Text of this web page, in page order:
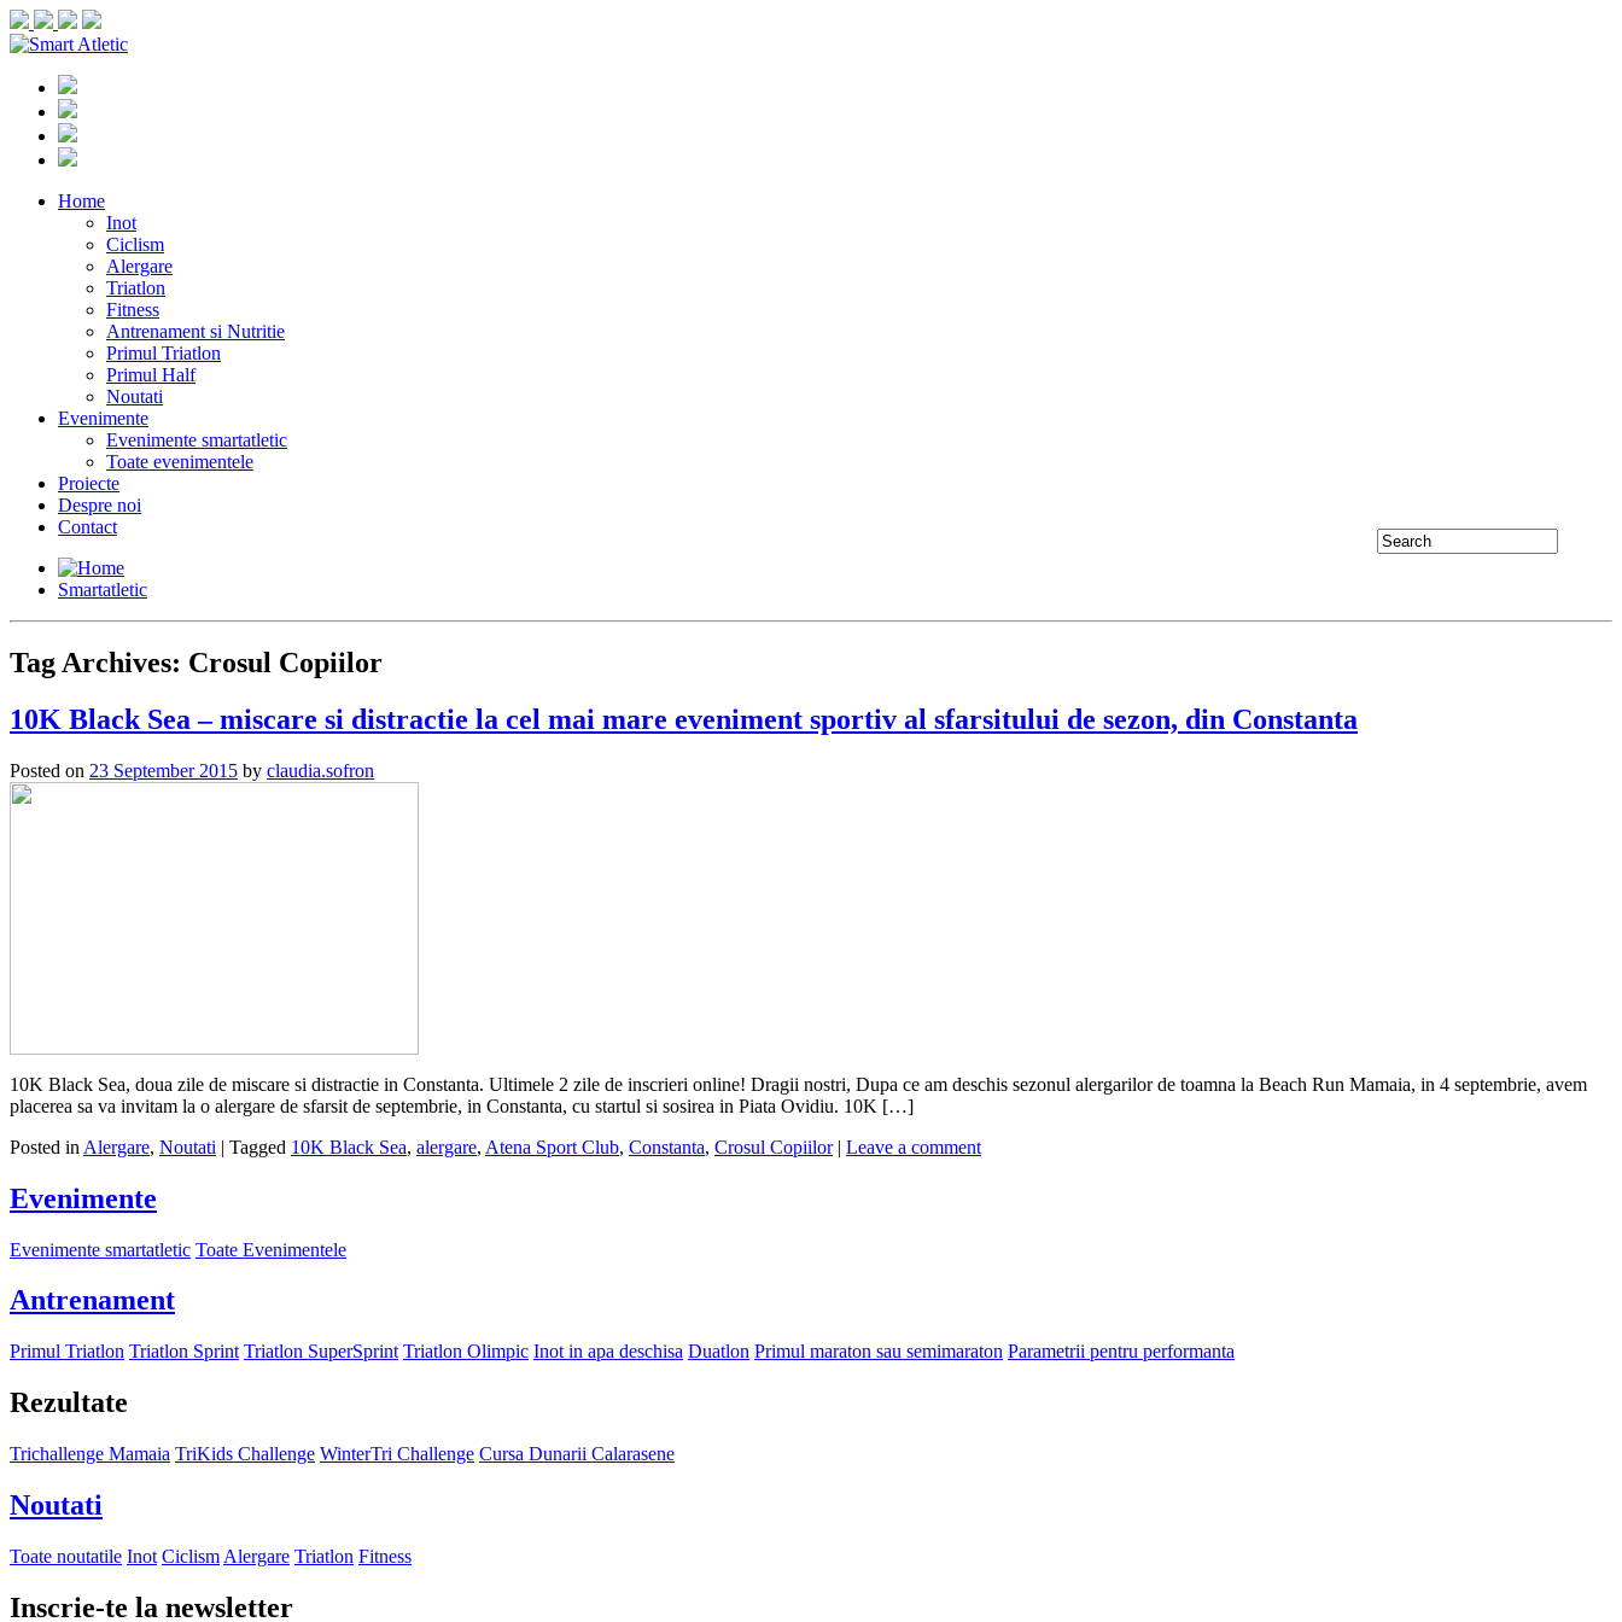
Home
Inot
Ciclism
Alergare
Triatlon
Fitness
Antrenament si Nutritie
Primul Triatlon
Primul Half
Noutati
Evenimente
Evenimente smartatletic
Toate evenimentele
Proiecte
Despre noi
Contact
Smartatletic
Tag Archives: Crosul Copiilor
10K Black Sea – miscare si distractie la cel mai mare eveniment sportiv al sfarsitului de sezon, din Constanta
Posted on 23 September 2015 by claudia.sofron
10K Black Sea, doua zile de miscare si distractie in Constanta. Ultimele 2 zile de inscrieri online! Dragii nostri, Dupa ce am deschis sezonul alergarilor de toamna la Beach Run Mamaia, in 4 septembrie, avem
placerea sa va invitam la o alergare de sfarsit de septembrie, in Constanta, cu startul si sosirea in Piata Ovidiu. 10K […]
Posted in Alergare, Noutati | Tagged 10K Black Sea, alergare, Atena Sport Club, Constanta, Crosul Copiilor | Leave a comment
Evenimente
Evenimente smartatletic Toate Evenimentele
Antrenament
Primul Triatlon Triatlon Sprint Triatlon SuperSprint Triatlon Olimpic Inot in apa deschisa Duatlon Primul maraton sau semimaraton Parametrii pentru performanta
Rezultate
Trichallenge Mamaia TriKids Challenge WinterTri Challenge Cursa Dunarii Calarasene
Noutati
Toate noutatile Inot Ciclism Alergare Triatlon Fitness
Inscrie-te la newsletter